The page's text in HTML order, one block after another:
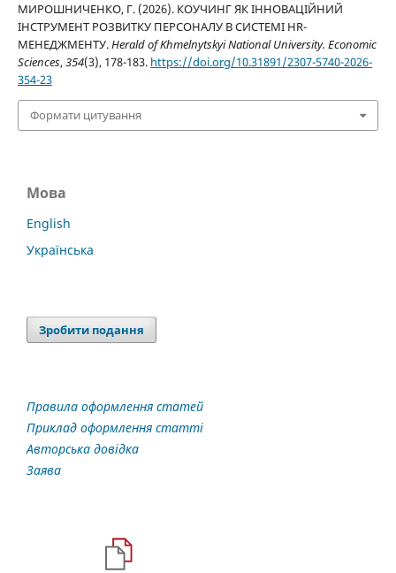
МИРОШНИЧЕНКО, Г. (2026). КОУЧИНГ ЯК ІННОВАЦІЙНИЙ
ІНСТРУМЕНТ РОЗВИТКУ ПЕРСОНАЛУ В СИСТЕМІ HR-
МЕНЕДЖМЕНТУ.Herald of Khmelnytskyi National University. Economic
Sciences,354(3), 178-183. https://doi.org/10.31891/2307-5740-2026-
354-23
Формати цитування
Мова
English
Українська
Зробити подання
Правила оформлення статей
Приклад оформлення статті
Авторська довідка
Заява